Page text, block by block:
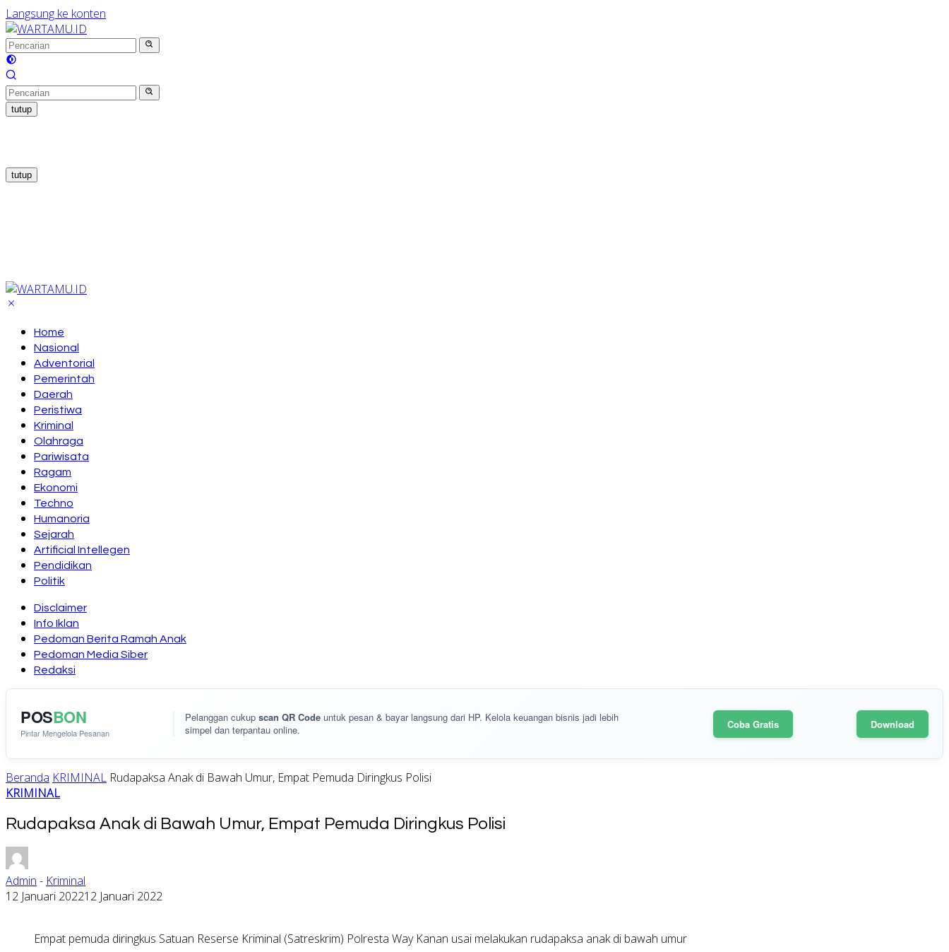
Langsung ke konten
tutup
tutup
Home
Nasional
Adventorial
Pemerintah
Daerah
Peristiwa
Kriminal
Olahraga
Pariwisata
Ragam
Ekonomi
Techno
Humanoria
Sejarah
Artificial Intellegen
Pendidikan
Politik
Disclaimer
Info Iklan
Pedoman Berita Ramah Anak
Pedoman Media Siber
Redaksi
POSBON
Pintar Mengelola Pesanan
Pelanggan cukup scan QR Code untuk pesan & bayar langsung dari HP. Kelola keuangan bisnis jadi lebih
simpel dan terpantau online.
Coba Gratis Download
Beranda KRIMINAL Rudapaksa Anak di Bawah Umur, Empat Pemuda Diringkus Polisi
KRIMINAL
Rudapaksa Anak di Bawah Umur, Empat Pemuda Diringkus Polisi
Admin - Kriminal
12 Januari 202212 Januari 2022
Empat pemuda diringkus Satuan Reserse Kriminal (Satreskrim) Polresta Way Kanan usai melakukan rudapaksa anak di bawah umur